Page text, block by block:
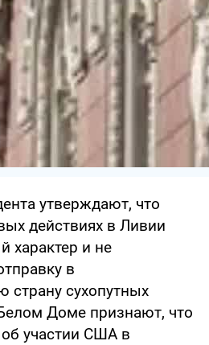
утверждают, что
действиях в Ливии
характер и не
в
страну сухопутных
Доме признают, что
участии США в